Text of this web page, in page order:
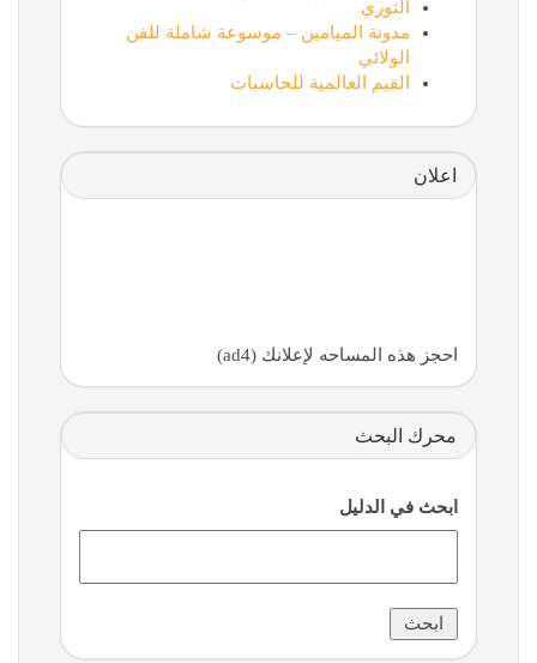
الثوري
مدونة الميامين – موسوعة شاملة للفن
الولائي
القيم العالمية للحاسبات
اعلان
احجز هذه المساحه لإعلانك (ad4)
محرك البحث
ابحث في الدليل